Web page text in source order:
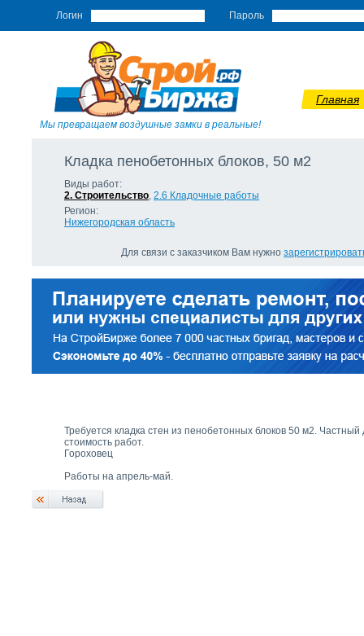
Логин Пароль
Мы превращаем воздушные замки в реальные!
Главная
Кладка пенобетонных блоков, 50 м2
Виды работ:
2. Строительство, 2.6 Кладочные работы
Регион:
Нижегородская область
Для связи с заказчиком Вам нужно
Требуется кладка стен из пенобетонных блоков 50 м2.
стоимость работ.
Гороховец
Работы на апрель-май.